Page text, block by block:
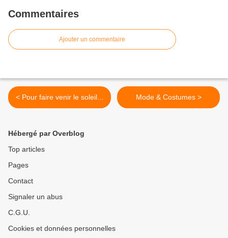
Commentaires
Ajouter un commentaire
< Pour faire venir le soleil... Mode & Costumes >
Hébergé par Overblog
Top articles
Pages
Contact
Signaler un abus
C.G.U.
Cookies et données personnelles